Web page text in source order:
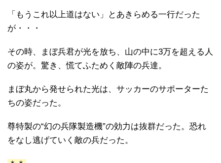
「もうこれ以上道はない」とあきらめる一行だった
が・・・
その時、まぼ兵君が光を放ち、山の中に3万を超える人
の姿が。驚き、慌てふためく敵陣の兵達。
まぼ丸から発せられた光は、サッカーのサポーターた
ちの姿だった。
尊特製の“幻の兵隊製造機”の効力は抜群だった。恐れ
をなし逃げていく敵の兵だった。